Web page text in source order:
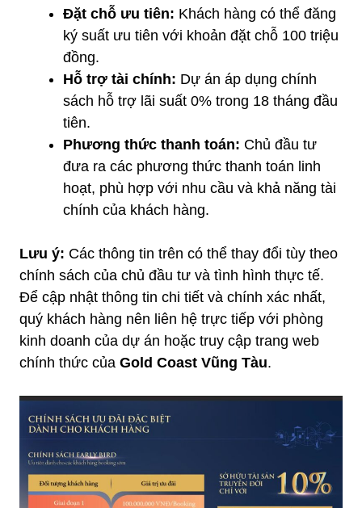
Đặt chỗ ưu tiên: Khách hàng có thể đăng
ký suất ưu tiên với khoản đặt chỗ 100 triệu
đồng.
Hỗ trợ tài chính: Dự án áp dụng chính
sách hỗ trợ lãi suất 0% trong 18 tháng đầu
tiên.
Phương thức thanh toán: Chủ đầu tư
đưa ra các phương thức thanh toán linh
hoạt, phù hợp với nhu cầu và khả năng tài
chính của khách hàng.
Lưu ý: Các thông tin trên có thể thay đổi tùy theo
chính sách của chủ đầu tư và tình hình thực tế.
Để cập nhật thông tin chi tiết và chính xác nhất,
quý khách hàng nên liên hệ trực tiếp với phòng
kinh doanh của dự án hoặc truy cập trang web
chính thức của Gold Coast Vũng Tàu.